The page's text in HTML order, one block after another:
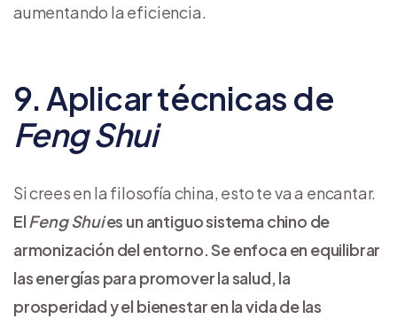
aumentando la eficiencia.
9. Aplicar técnicas de
Feng Shui
Si crees en la filosofía china, esto te va a encantar.
ElFeng Shuies un antiguo sistema chino de
armonización del entorno. Se enfoca en equilibrar
las energías para promover la salud, la
prosperidad y el bienestar en la vida de las